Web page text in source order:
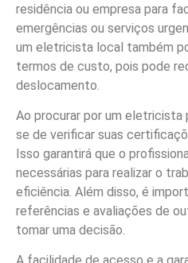
residência ou empresa para
emergências ou serviços
um eletricista local também
termos de custo, pois pode
deslocamento.
Ao procurar por um
se de verificar suas
Isso garantirá que o
necessárias para realizar o
eficiência. Além disso, é
referências e avaliações de
tomar uma decisão.